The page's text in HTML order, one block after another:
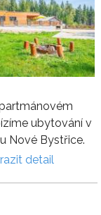
ubytování v
Nové Bystřice.
detail